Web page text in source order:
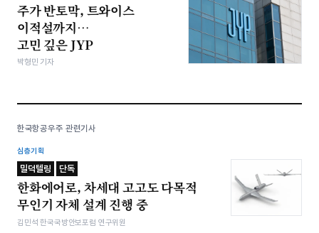
주가 반토막, 트와이스
이적설까지…
고민 깊은 JYP
박형민 기자
한국항공우주 관련기사
심층기획
밀덕텔링 단독
한화에어로, 차세대 고고도 다목적
무인기 자체 설계 진행 중
김민석 한국국방안보포럼 연구위원